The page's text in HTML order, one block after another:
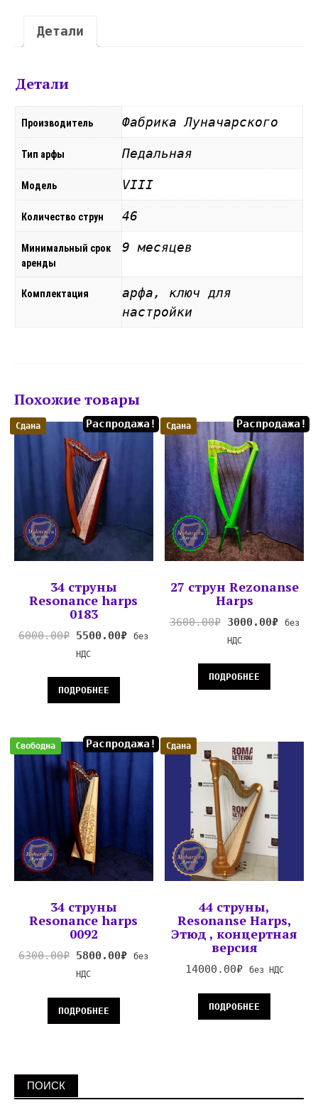
Детали
Детали
Производитель Фабрика Луначарского
Тип арфы Педальная
Модель VIII
Количество струн 46
Минимальный срок
аренды
9 месяцев
Комплектация арфа, ключ для
настройки
Похожие товары
Сдана Распродажа!
34 струны
Resonance harps
0183
6000.00₽ 5500.00₽
без
НДС
ПОДРОБНЕЕ
Сдана Распродажа!
27 струн Rezonanse
Harps
3600.00₽ 3000.00₽
без
НДС
ПОДРОБНЕЕ
Свободна Распродажа!
34 струны
Resonance harps
0092
6300.00₽ 5800.00₽
без
НДС
ПОДРОБНЕЕ
Сдана
44 струны,
Resonanse Harps,
Этюд , концертная
версия
14000.00₽ без НДС
ПОДРОБНЕЕ
ПОИСК